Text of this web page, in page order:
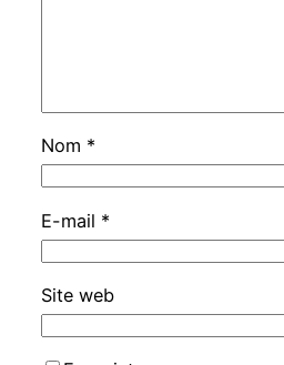
Nom *
E-mail *
Site web